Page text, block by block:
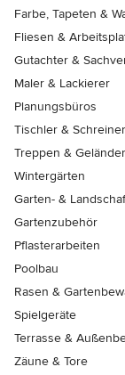
Farbe, Tapeten &
Fliesen &
Gutachter &
Maler & Lackierer
Planungsbüros
Tischler & Schreiner
Treppen & Geländer
Wintergärten
Garten- &
Gartenzubehör
Pflasterarbeiten
Poolbau
Rasen &
Spielgeräte
Terrasse &
Zäune & Tore